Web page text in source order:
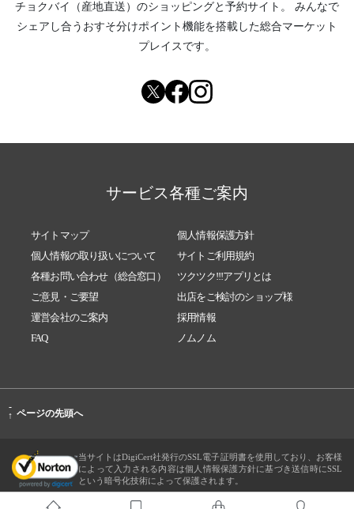
チョクバイ（産地直送） のショッピングと予約サイト。
みんなで
シェアし合う おすそ分けポイント機能を搭載した総合マーケット
プレイスです。
サービス各種ご案内
サイトマップ
個人情報保護方針
個人情報の取り扱いについて
サイトご利用規約
各種お問い合わせ（総合窓口）
ツクツク!!!アプリとは
ご意見・ご要望
出店をご検討のショップ様
運営会社のご案内
採用情報
FAQ
ノムノム
-
↑ ページの先頭へ
当サイトはDigiCert社発行のSSL電子証明書を使用しており、お客様
によって入力される内容は個人情報保護方針に基づき送信時にSSL
という暗号化技術によって保護されます。